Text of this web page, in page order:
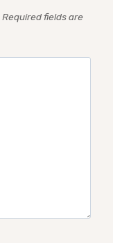
Required fields are